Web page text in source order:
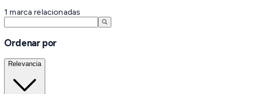
1 marca relacionadas
Ordenar por
Relevancia